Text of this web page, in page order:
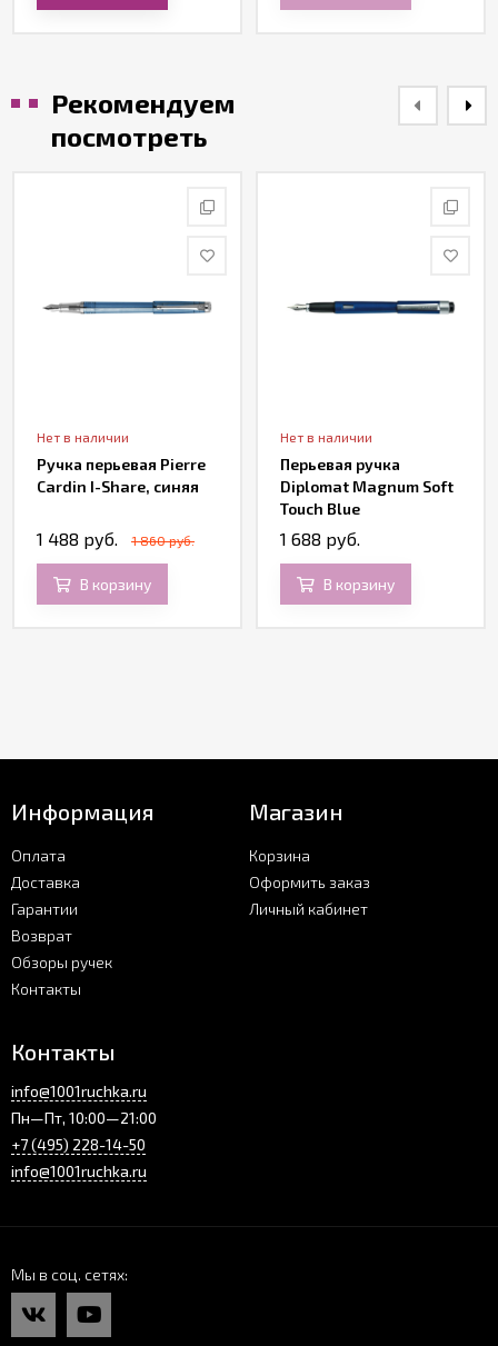
Рекомендуем
посмотреть
Нет в наличии
Ручка перьевая Pierre
Cardin I-Share, синяя
1 488 руб. 1 860 руб.
В корзину
Нет в наличии
Перьевая ручка
Diplomat Magnum Soft
Touch Blue
1 688 руб.
В корзину
Информация
Оплата
Доставка
Гарантии
Возврат
Обзоры ручек
Контакты
Магазин
Корзина
Оформить заказ
Личный кабинет
Контакты
info@1001ruchka.ru
Пн—Пт, 10:00—21:00
+7 (495) 228-14-50
info@1001ruchka.ru
Мы в соц. сетях